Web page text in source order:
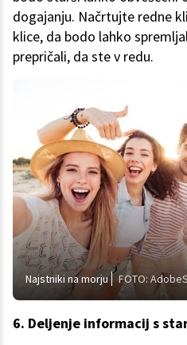
dogajanju. Načrtujte redne
klice, da bodo lahko
prepričali, da ste v redu.
Najstniki na morju FOTO:
6. Deljenje informacij s